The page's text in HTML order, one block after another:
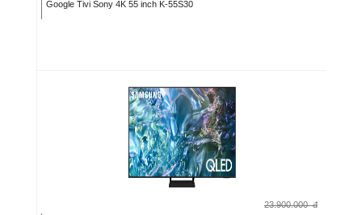
Google Tivi Sony 4K 55 inch K-55S30
23.900.000 đ